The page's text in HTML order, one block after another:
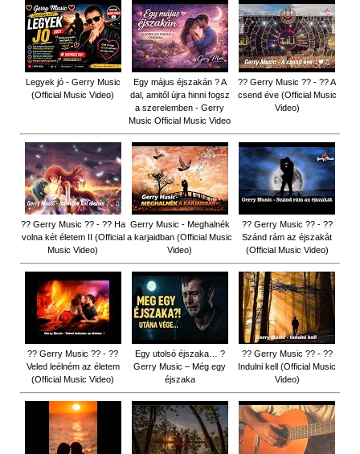
Legyek jó - Gerry Music
(Official Music Video)
Egy május éjszakán ? A
dal, amitől újra hinni fogsz
a szerelemben - Gerry
Music Official Music Video
?? Gerry Music ?? - ?? A
csend éve (Official Music
Video)
?? Gerry Music ?? - ?? Ha
volna két életem II (Official
Music Video)
Gerry Music - Meghalnék
a karjaidban (Official Music
Video)
?? Gerry Music ?? - ??
Szánd rám az éjszakát
(Official Music Video)
?? Gerry Music ?? - ??
Veled leélném az életem
(Official Music Video)
Egy utolsó éjszaka… ?
Gerry Music – Még egy
éjszaka
?? Gerry Music ?? - ??
Indulni kell (Official Music
Video)